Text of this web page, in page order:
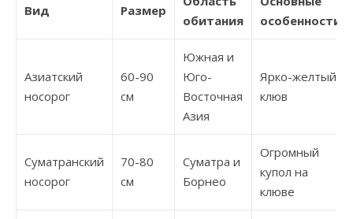
Вид Размер
обитания
особенности
Азиатский
носорог
60-90
см
Южная и
Юго-
Восточная
Азия
Ярко-желтый
клюв
Суматранский
носорог
70-80
см
Суматра и
Борнео
Огромный
купол на
клюве